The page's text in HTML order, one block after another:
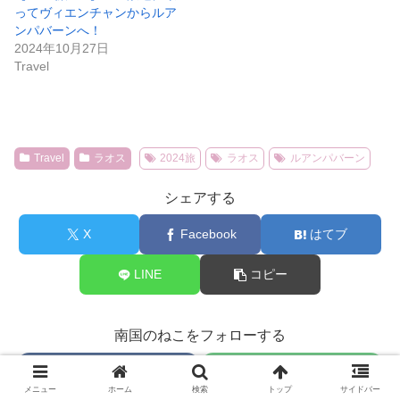
ってヴィエンチャンからルア
ンパバーンへ！
2024年10月27日
Travel
Travel ラオス 2024旅 ラオス ルアンパバーン
シェアする
X Facebook はてブ
LINE コピー
南国のねこをフォローする
メニュー ホーム 検索 トップ サイドバー